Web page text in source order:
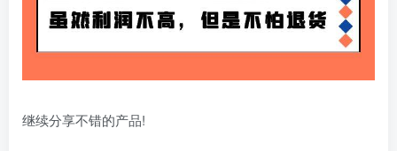
继续分享不错的产品!